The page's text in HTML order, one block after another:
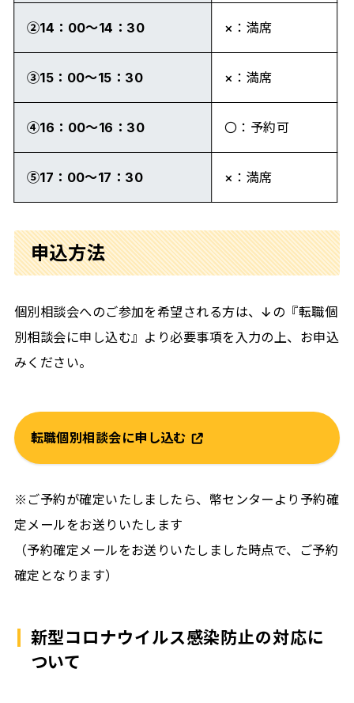
②14：00～14：30 ×：満席
③15：00～15：30 ×：満席
④16：00～16：30 〇：予約可
⑤17：00～17：30 ×：満席
申込方法
個別相談会へのご参加を希望される方は、↓の『転職個
別相談会に申し込む』より必要事項を入力の上、お申込
みください。
転職個別相談会に申し込む
※ご予約が確定いたしましたら、幣センターより予約確
定メールをお送りいたします
（予約確定メールをお送りいたしました時点で、ご予約
確定となります）
新型コロナウイルス感染防止の対応に
ついて